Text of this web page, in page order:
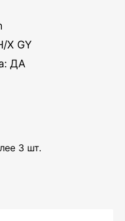
X GY
ДА
3 шт.